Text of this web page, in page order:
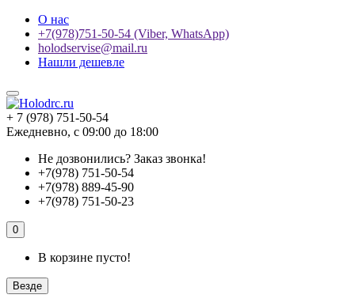
О нас
+7(978)751-50-54 (Viber, WhatsApp)
holodservise@mail.ru
Нашли дешевле
+ 7 (978) 751-50-54
Ежедневно, с 09:00 до 18:00
Не дозвонились? Заказ звонка!
+7(978) 751-50-54
+7(978) 889-45-90
+7(978) 751-50-23
0
В корзине пусто!
Везде